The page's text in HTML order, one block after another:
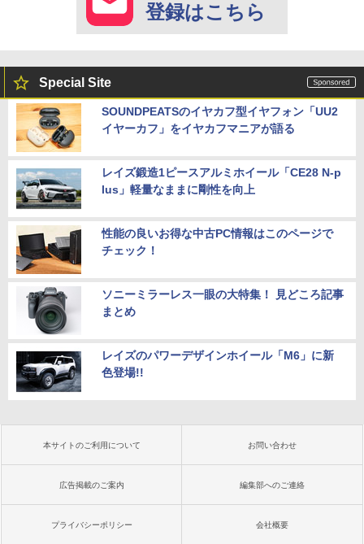
登録はこちら
Special Site
SOUNDPEATSのイヤカフ型イヤフォン「UU2
イヤーカフ」をイヤカフマニアが語る
レイズ鍛造1ピースアルミホイール「CE28 N-p
lus」軽量なままに剛性を向上
性能の良いお得な中古PC情報はこのページで
チェック！
ソニーミラーレス一眼の大特集！ 見どころ記事
まとめ
レイズのパワーデザインホイール「M6」に新
色登場!!
本サイトのご利用について お問い合わせ
広告掲載のご案内 編集部へのご連絡
プライバシーポリシー 会社概要